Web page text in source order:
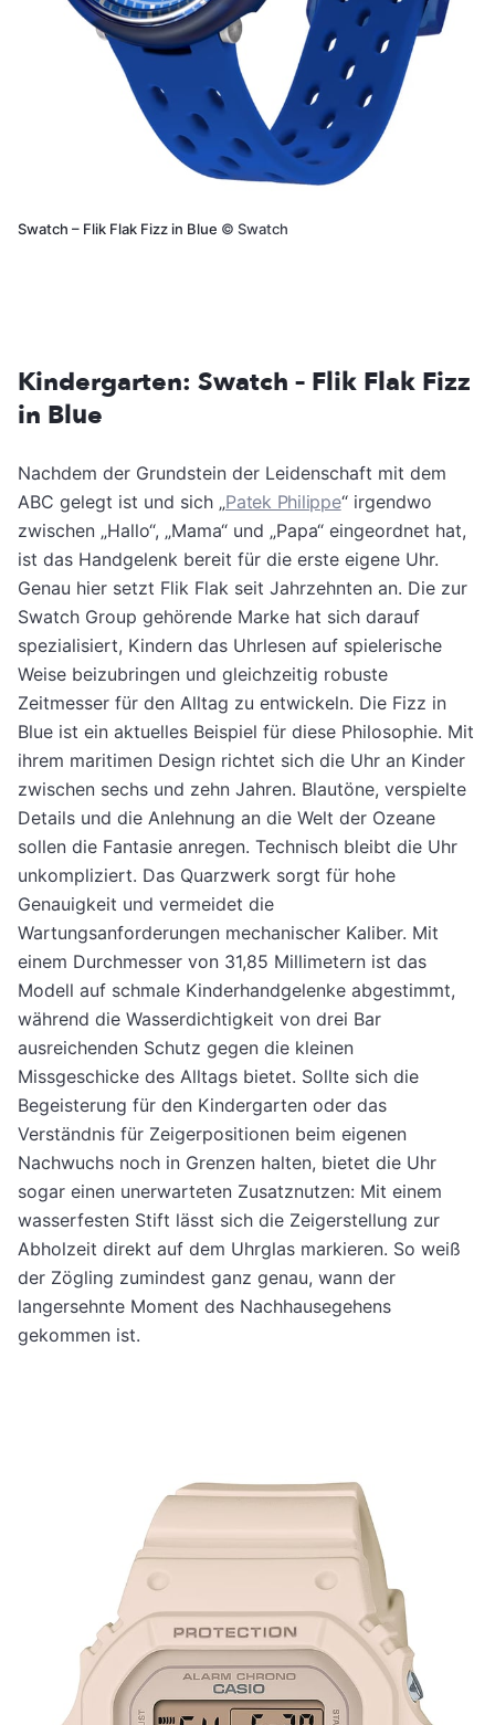
Swatch – Flik Flak Fizz in Blue © Swatch
Kindergarten: Swatch – Flik Flak Fizz
in Blue
Nachdem der Grundstein der Leidenschaft mit dem
ABC gelegt ist und sich „Patek Philippe“ irgendwo
zwischen „Hallo“, „Mama“ und „Papa“ eingeordnet hat,
ist das Handgelenk bereit für die erste eigene Uhr.
Genau hier setzt Flik Flak seit Jahrzehnten an. Die zur
Swatch Group gehörende Marke hat sich darauf
spezialisiert, Kindern das Uhrlesen auf spielerische
Weise beizubringen und gleichzeitig robuste
Zeitmesser für den Alltag zu entwickeln. Die Fizz in
Blue ist ein aktuelles Beispiel für diese Philosophie. Mit
ihrem maritimen Design richtet sich die Uhr an Kinder
zwischen sechs und zehn Jahren. Blautöne, verspielte
Details und die Anlehnung an die Welt der Ozeane
sollen die Fantasie anregen. Technisch bleibt die Uhr
unkompliziert. Das Quarzwerk sorgt für hohe
Genauigkeit und vermeidet die
Wartungsanforderungen mechanischer Kaliber. Mit
einem Durchmesser von 31,85 Millimetern ist das
Modell auf schmale Kinderhandgelenke abgestimmt,
während die Wasserdichtigkeit von drei Bar
ausreichenden Schutz gegen die kleinen
Missgeschicke des Alltags bietet. Sollte sich die
Begeisterung für den Kindergarten oder das
Verständnis für Zeigerpositionen beim eigenen
Nachwuchs noch in Grenzen halten, bietet die Uhr
sogar einen unerwarteten Zusatznutzen: Mit einem
wasserfesten Stift lässt sich die Zeigerstellung zur
Abholzeit direkt auf dem Uhrglas markieren. So weiß
der Zögling zumindest ganz genau, wann der
langersehnte Moment des Nachhausegehens
gekommen ist.